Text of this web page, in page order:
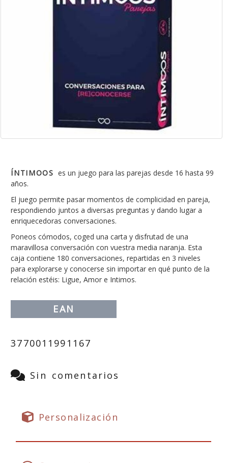
ÍNTIMOOS es un juego para las parejas desde 16 hasta 99
años.
El juego permite pasar momentos de complicidad en pareja,
respondiendo juntos a diversas preguntas y dando lugar a
enriquecedoras conversaciones.
Poneos cómodos, coged una carta y disfrutad de una
maravillosa conversación con vuestra media naranja. Esta
caja contiene 180 conversaciones, repartidas en 3 niveles
para explorarse y conocerse sin importar en qué punto de la
relación estéis: Ligue, Amor e Intimos.
EAN
3770011991167
Sin comentarios
Personalización